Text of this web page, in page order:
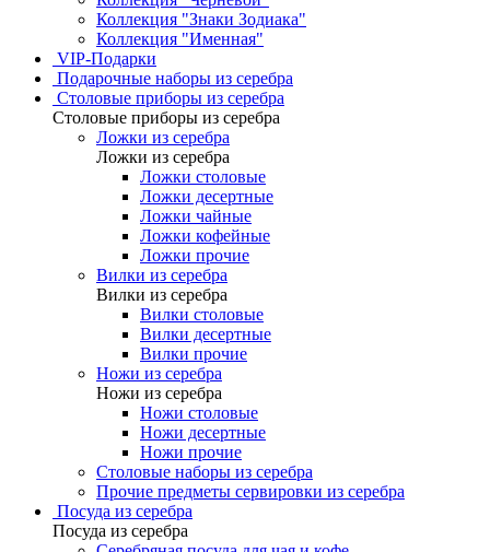
Коллекция "Знаки Зодиака"
Коллекция "Именная"
VIP-Подарки
Подарочные наборы из серебра
Столовые приборы из серебра
Столовые приборы из серебра
Ложки из серебра
Ложки из серебра
Ложки столовые
Ложки десертные
Ложки чайные
Ложки кофейные
Ложки прочие
Вилки из серебра
Вилки из серебра
Вилки столовые
Вилки десертные
Вилки прочие
Ножи из серебра
Ножи из серебра
Ножи столовые
Ножи десертные
Ножи прочие
Столовые наборы из серебра
Прочие предметы сервировки из серебра
Посуда из серебра
Посуда из серебра